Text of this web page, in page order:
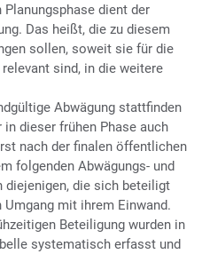
dient der
Das heißt, die zu diesem
sollen, soweit sie für die
relevant sind, in die weitere
Abwägung stattfinden
dieser frühen Phase auch
nach der finalen öffentlichen
folgenden Abwägungs- und
diejenigen, die sich beteiligt
mit ihrem Einwand.
Beteiligung wurden in
systematisch erfasst und